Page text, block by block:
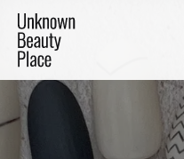
最新ネイル情報